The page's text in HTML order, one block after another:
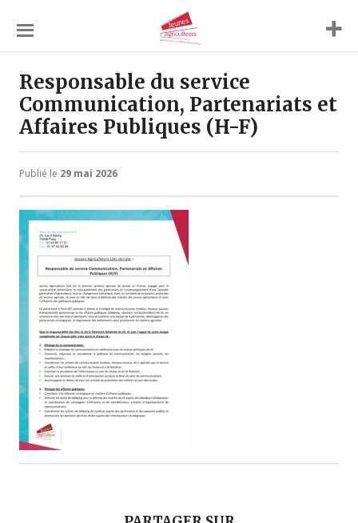
Agriculteurs
Responsable du service
Communication, Partenariats et
Affaires Publiques (H-F)
Publié le 29 mai 2026